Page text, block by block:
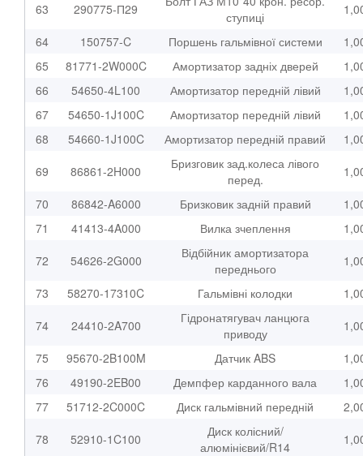
63
290775-П29
ступиці
64
150757-C Поршень гальмівної системи
65
81771-2W000C Амортизатор задніх дверей
66
54650-4L100 Амортизатор передній лівий
67
54650-1J100C Амортизатор передній лівий
68
54660-1J100C Амортизатор передній правий
69
86861-2H000
Бризговик зад.колеса лівого
перед.
70
86842-A6000 Бризковик задній правий
71
41413-4A000 Вилка зчеплення
72
54626-2G000
Відбійник амортизатора
переднього
73
58270-17310C Гальмівні колодки
74
24410-2A700
Гідронатягувач ланцюга
приводу
75
95670-2B100M Датчик ABS
76
49190-2EB00 Демпфер карданного вала
77
51712-2C000C Диск гальмівний передній
78
52910-1C100
Диск колісний/
алюмінієвий/R14